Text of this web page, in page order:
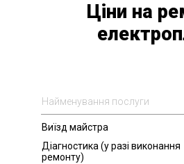
Ціни на
Найменування послуги
Виїзд майстра
Діагностика (у разі виконання
ремонту)